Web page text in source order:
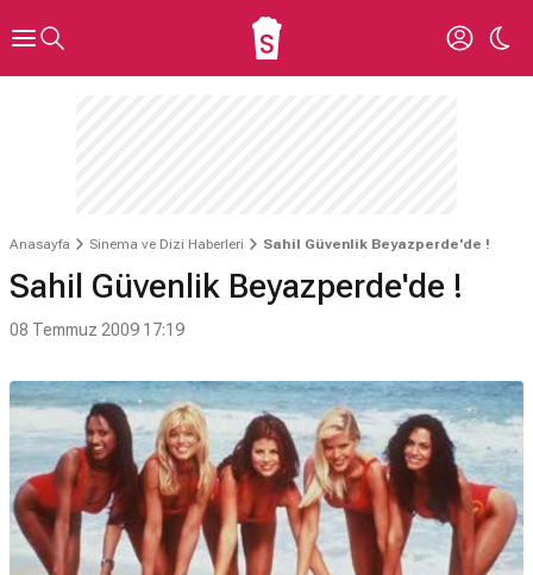
Anasayfa Sinema ve Dizi Haberleri Sahil Güvenlik Beyazperde'de !
Sahil Güvenlik Beyazperde'de !
08 Temmuz 2009 17:19